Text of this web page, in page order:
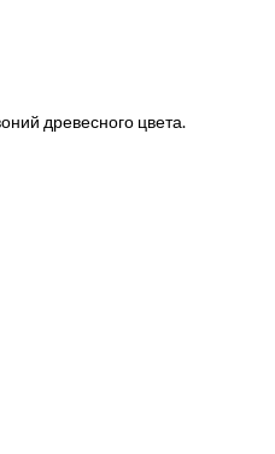
древесного цвета.